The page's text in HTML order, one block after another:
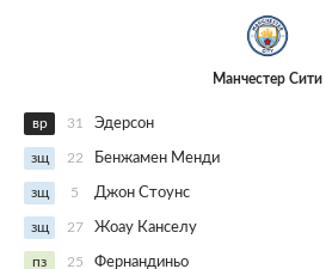
Манчестер Сити
вр 31 Эдерсон
зщ 22 Бенжамен Менди
зщ 5 Джон Стоунс
зщ 27 Жоау Канселу
пз 25 Фернандиньо